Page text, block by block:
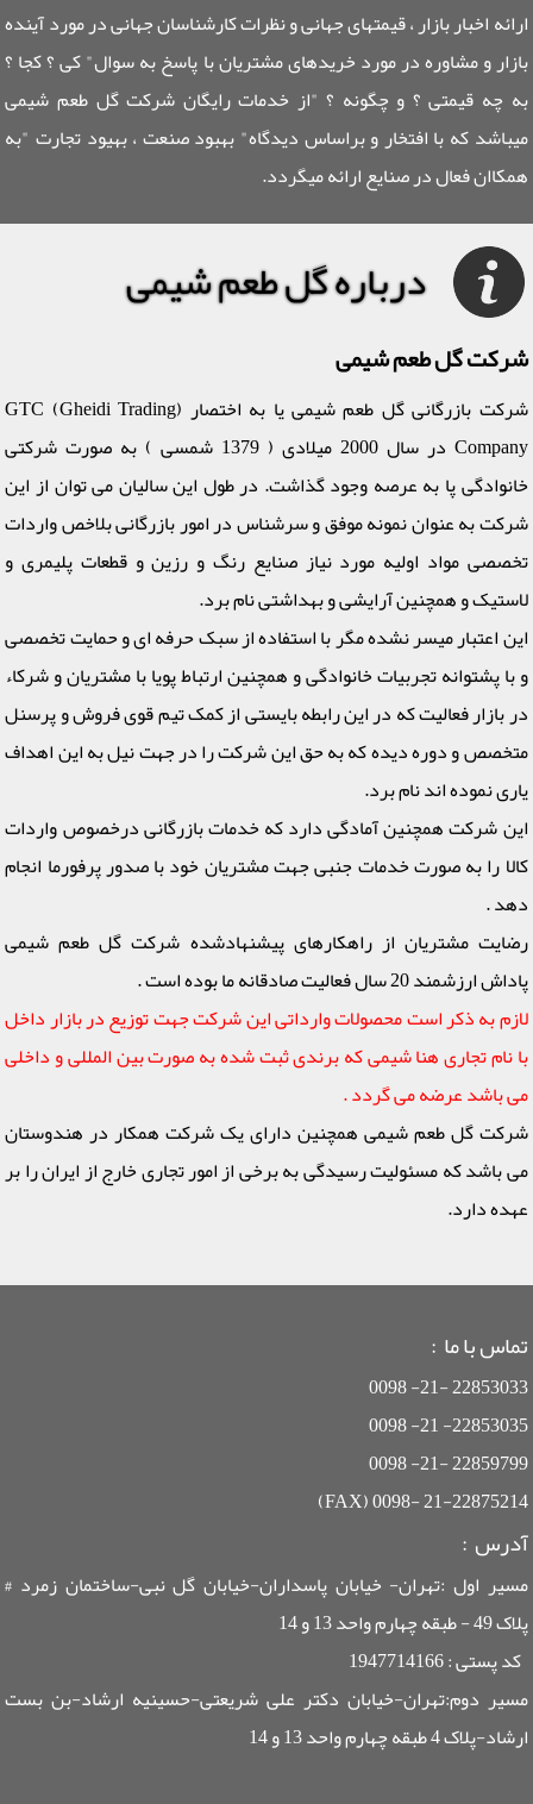
ارائه اخبار بازار ، قیمتهای جهانی و نظرات کارشناسان جهانی در مورد آینده
بازار و مشاوره در مورد خریدهای مشتریان با پاسخ به سوال" کی ؟ کجا ؟
به چه قیمتی ؟ و چگونه ؟ "از خدمات رایگان شرکت گل طعم شیمی
میباشد که با افتخار و براساس دیدگاه" بهبود صنعت ، بهیود تجارت "به
همکاان فعال در صنایع ارائه میگردد.
درباره گل طعم شیمی
شرکت گل طعم شیمی
شرکت بازرگانی گل طعم شیمی یا به اختصار (GTC (Gheidi Trading
Company در سال 2000 میلادی ( 1379 شمسی ) به صورت شرکتی
خانوادگی پا به عرصه وجود گذاشت. در طول این سالیان می توان از این
شرکت به عنوان نمونه موفق و سرشناس در امور بازرگانی بلاخص واردات
تخصصی مواد اولیه مورد نیاز صنایع رنگ و رزین و قطعات پلیمری و
لاستیک و همچنین آرایشی و بهداشتی نام برد.
این اعتبار میسر نشده مگر با استفاده از سبک حرفه ای و حمایت تخصصی
و با پشتوانه تجربیات خانوادگی و همچنین ارتباط پویا با مشتریان و شرکاء
در بازار فعالیت که در این رابطه بایستی از کمک تیم قوی فروش و پرسنل
متخصص و دوره دیده که به حق این شرکت را در جهت نیل به این اهداف
یاری نموده اند نام برد.
این شرکت همچنین آمادگی دارد که خدمات بازرگانی درخصوص واردات
کالا را به صورت خدمات جنبی جهت مشتریان خود با صدور پرفورما انجام
دهد .
رضایت مشتریان از راهکارهای پیشنهادشده شرکت گل طعم شیمی
پاداش ارزشمند 20 سال فعالیت صادقانه ما بوده است .
لازم به ذکر است محصولات وارداتی این شرکت جهت توزیع در بازار داخل
با نام تجاری هنا شیمی که برندی ثبت شده به صورت بین المللی و داخلی
می باشد عرضه می گردد .
شرکت گل طعم شیمی همچنین دارای یک شرکت همکار در هندوستان
می باشد که مسئولیت رسیدگی به برخی از امور تجاری خارج از ایران را بر
عهده دارد.
تماس با ما :
22853033 -21- 0098
22853035- 21- 0098
22859799 -21- 0098
21-22875214 -0098 (FAX)
آدرس :
مسیر اول :تهران- خیابان پاسداران-خیابان گل نبی-ساختمان زمرد #
پلاک 49 - طبقه چهارم واحد 13 و 14
کد پستی : 1947714166
مسیر دوم:تهران-خیابان دکتر علی شریعتی-حسینیه ارشاد-بن بست
ارشاد-پلاک 4 طبقه چهارم واحد 13 و 14